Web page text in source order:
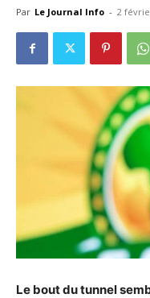
Par Le Journal Info - 2
Le bout du tunnel